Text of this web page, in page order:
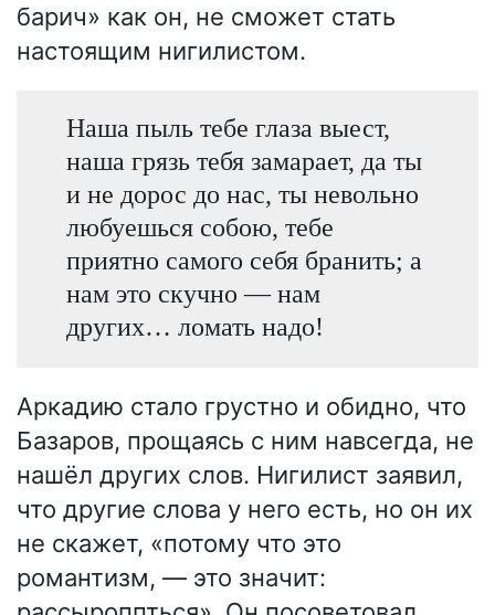
барич» как он, не сможет стать
настоящим нигилистом.
Наша пыль тебе глаза выест,
наша грязь тебя замарает, да ты
и не дорос до нас, ты невольно
любуешься собою, тебе
приятно самого себя бранить; а
нам это скучно — нам
других… ломать надо!
Аркадию стало грустно и обидно, что
Базаров, прощаясь с ним навсегда, не
нашёл других слов. Нигилист заявил,
что другие слова у него есть, но он их
не скажет, «потому что это
романтизм, — это значит: